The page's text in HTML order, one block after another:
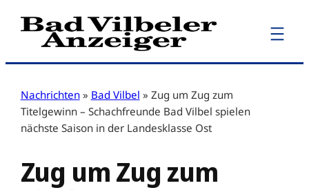
Zum
Inhalt
Nachrichten » Bad Vilbel » Zug um Zug zum
Titelgewinn – Schachfreunde Bad Vilbel spielen
nächste Saison in der Landesklasse Ost
Zug um Zug zum